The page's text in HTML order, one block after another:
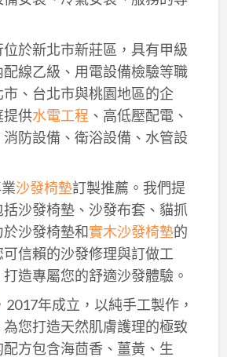
於新北市新莊區，具有甲級
線乙級、用電設備檢驗等職
、台北市與桃園地區的企
提供水電工程 、高低壓配電、
防設備、衛浴設備、水管設
沙發椅墊訂製推薦。我們提
沙發椅墊、沙發布套、貓抓
沙發椅墊和實木沙發椅墊的
信賴的沙發修理與訂做工
造專屬您的舒適沙發體驗。
2017年成立，以純手工製作，
您打造天然肌膚護理的極致
配方包含海茴香、薑黃、生